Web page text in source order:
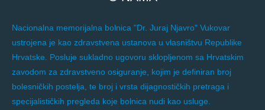
Nacionalna memorijalna bolnica "Dr. Juraj Njavro" Vukovar
ustrojena je kao zdravstvena ustanova u vlasništvu Republike
Hrvatske. Posluje sukladno ugovoru sklopljenom sa Hrvatskim
zavodom za zdravstveno osiguranje, kojim je definiran broj
bolesničkih postelja, te broj i vrsta dijagnostičkih pretraga i
specijalističkih pregleda koje bolnica nudi kao usluge.